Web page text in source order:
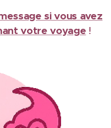
si vous avez
votre voyage !